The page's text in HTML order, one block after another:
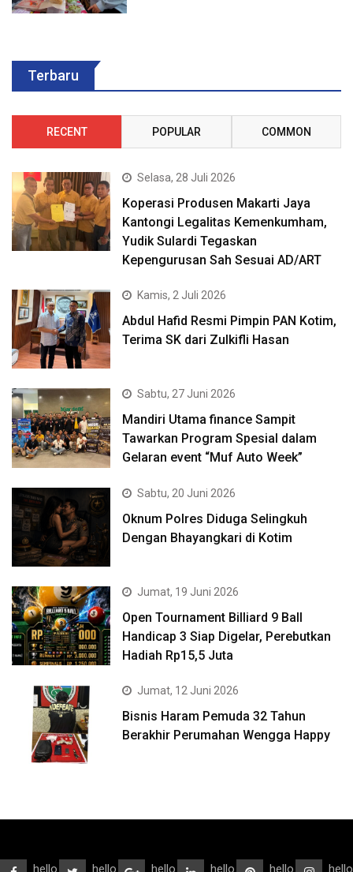
Terbaru
RECENT POPULAR COMMON
Selasa, 28 Juli 2026
Koperasi Produsen Makarti Jaya
Kantongi Legalitas Kemenkumham,
Yudik Sulardi Tegaskan
Kepengurusan Sah Sesuai AD/ART
Kamis, 2 Juli 2026
Abdul Hafid Resmi Pimpin PAN Kotim,
Terima SK dari Zulkifli Hasan
Sabtu, 27 Juni 2026
Mandiri Utama finance Sampit
Tawarkan Program Spesial dalam
Gelaran event “Muf Auto Week”
Sabtu, 20 Juni 2026
Oknum Polres Diduga Selingkuh
Dengan Bhayangkari di Kotim
Jumat, 19 Juni 2026
Open Tournament Billiard 9 Ball
Handicap 3 Siap Digelar, Perebutkan
Hadiah Rp15,5 Juta
Jumat, 12 Juni 2026
Bisnis Haram Pemuda 32 Tahun
Berakhir Perumahan Wengga Happy